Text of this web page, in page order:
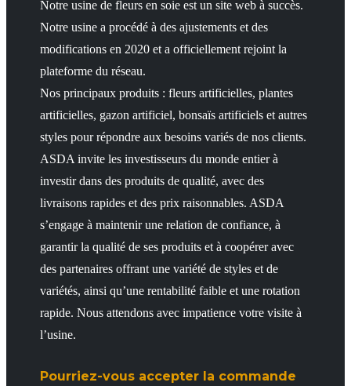
Notre usine de fleurs en soie est un site web à succès.
Notre usine a procédé à des ajustements et des
modifications en 2020 et a officiellement rejoint la
plateforme du réseau.
Nos principaux produits : fleurs artificielles, plantes
artificielles, gazon artificiel, bonsaïs artificiels et autres
styles pour répondre aux besoins variés de nos clients.
ASDA invite les investisseurs du monde entier à
investir dans des produits de qualité, avec des
livraisons rapides et des prix raisonnables. ASDA
s’engage à maintenir une relation de confiance, à
garantir la qualité de ses produits et à coopérer avec
des partenaires offrant une variété de styles et de
variétés, ainsi qu’une rentabilité faible et une rotation
rapide. Nous attendons avec impatience votre visite à
l’usine.
Pourriez-vous accepter la commande